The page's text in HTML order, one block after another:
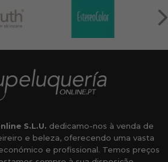
S.L.U. dedicamo-nos à venda de
e beleza, oferecendo uma vasta
e profissional. Temos preços